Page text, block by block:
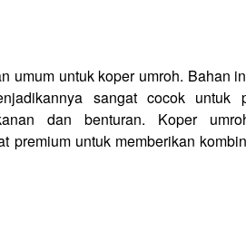
umum untuk koper umroh. Bahan
sangat cocok untuk
dan benturan. Koper
premium untuk memberikan